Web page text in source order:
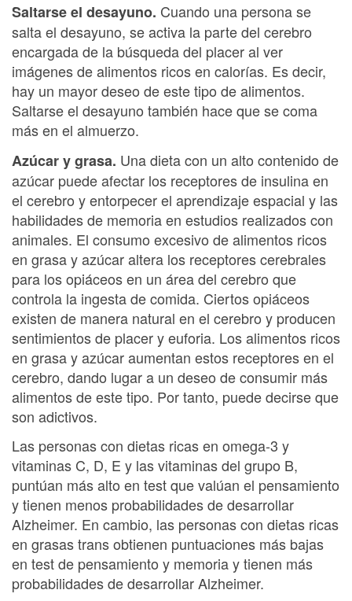
Saltarse el desayuno. Cuando una persona se
salta el desayuno, se activa la parte del cerebro
encargada de la búsqueda del placer al ver
imágenes de alimentos ricos en calorías. Es decir,
hay un mayor deseo de este tipo de alimentos.
Saltarse el desayuno también hace que se coma
más en el almuerzo.
Azúcar y grasa. Una dieta con un alto contenido de
azúcar puede afectar los receptores de insulina en
el cerebro y entorpecer el aprendizaje espacial y las
habilidades de memoria en estudios realizados con
animales. El consumo excesivo de alimentos ricos
en grasa y azúcar altera los receptores cerebrales
para los opiáceos en un área del cerebro que
controla la ingesta de comida. Ciertos opiáceos
existen de manera natural en el cerebro y producen
sentimientos de placer y euforia. Los alimentos ricos
en grasa y azúcar aumentan estos receptores en el
cerebro, dando lugar a un deseo de consumir más
alimentos de este tipo. Por tanto, puede decirse que
son adictivos.
Las personas con dietas ricas en omega-3 y
vitaminas C, D, E y las vitaminas del grupo B,
puntúan más alto en test que valúan el pensamiento
y tienen menos probabilidades de desarrollar
Alzheimer. En cambio, las personas con dietas ricas
en grasas trans obtienen puntuaciones más bajas
en test de pensamiento y memoria y tienen más
probabilidades de desarrollar Alzheimer.